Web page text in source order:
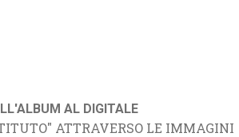
AL DIGITALE
ATTRAVERSO LE IMMAGINI